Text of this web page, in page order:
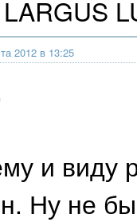
2012 в 13:25
и виду
Ну не